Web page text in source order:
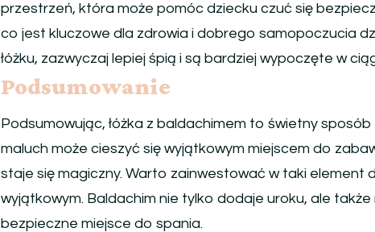
przestrzeń, która może pomóc dziecku czuć się
co jest kluczowe dla zdrowia i dobrego samopoczucia
łóżku, zazwyczaj lepiej śpią i są bardziej wypoczęte w
Podsumowanie
Podsumowując, łóżka z baldachimem to świetny
maluch może cieszyć się wyjątkowym miejscem do
staje się magiczny. Warto zainwestować w taki element
wyjątkowym. Baldachim nie tylko dodaje uroku, ale
bezpieczne miejsce do spania.